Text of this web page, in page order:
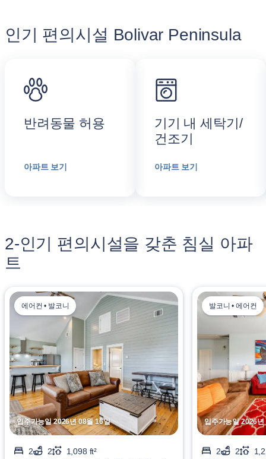
인기 편의시설 Bolivar Peninsula
반려동물 허용
아파트 보기
기기 내 세탁기/
건조기
아파트 보기
2-인기 편의시설을 갖춘 침실 아파
트
입주가능일 2026년 08월 16일
에어컨 • 발코니
2 2
1,098 ft²
입주가능일 2026
발코니 • 에어컨
2 2